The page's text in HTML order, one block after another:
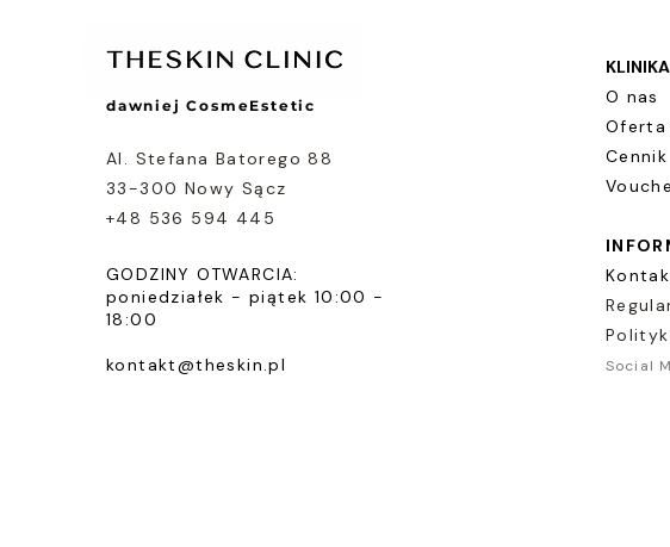
dawniej CosmeEstetic
Al. Stefana Batorego 88
33-300 Nowy Sącz
+48 536 594 445
GODZINY OTWARCIA:
poniedziałek - piątek 10:00 -
18:00
kontakt@theskin.pl
KLINIKA
O nas
Oferta
Cennik
Social